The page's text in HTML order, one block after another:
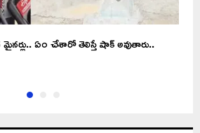
ఏం చేశారో తెలిస్తే షాక్ అవుతారు..